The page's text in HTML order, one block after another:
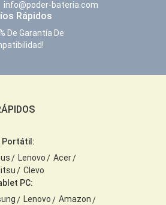
info@poder-bateria.com
Rápidos
De Garantía De
Portátil:
Lenovo
Acer
Clevo
PC:
Lenovo
Amazon